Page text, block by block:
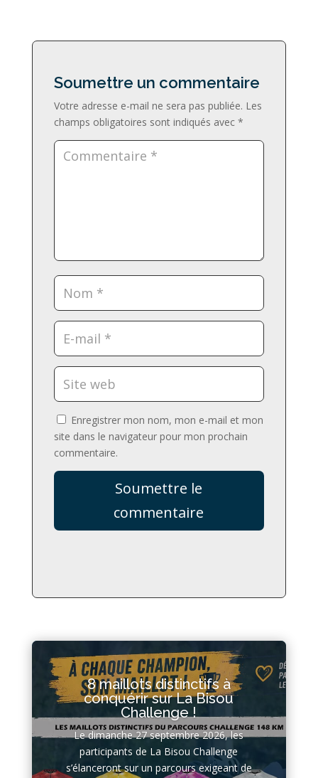
Soumettre un commentaire
Votre adresse e-mail ne sera pas publiée. Les
champs obligatoires sont indiqués avec *
Enregistrer mon nom, mon e-mail et mon
site dans le navigateur pour mon prochain
commentaire.
Soumettre le
commentaire
8 maillots distinctifs à
conquérir sur La Bisou
Challenge !
Le dimanche 27 septembre 2026, les
participants de La Bisou Challenge
s’élanceront sur un parcours exigeant de